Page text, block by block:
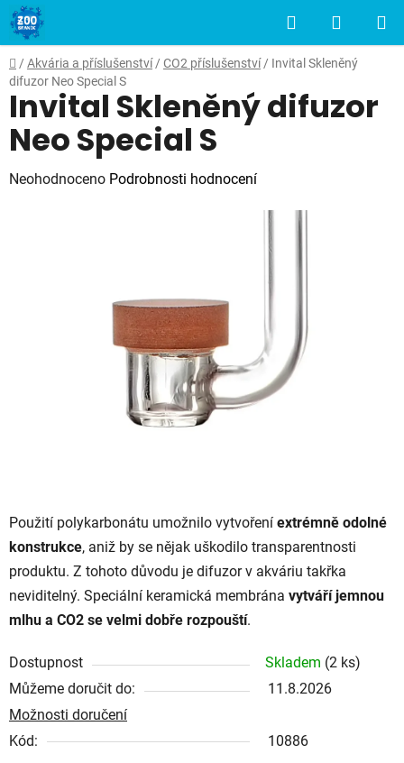
Přejít
na
obsah
Hledat
KOŠÍK
Domů
/ Akvária a příslušenství / CO2 příslušenství / Invital Skleněný
difuzor Neo Special S
Použití polykarbonátu umožnilo vytvoření extrémně odolné
konstrukce, aniž by se nějak uškodilo transparentnosti
produktu. Z tohoto důvodu je difuzor v akváriu takřka
neviditelný. Speciální keramická membrána vytváří jemnou
mlhu a CO2 se velmi dobře rozpouští.
Dostupnost Skladem (2 ks)
Můžeme doručit do:
11.8.2026
Možnosti doručení
Kód:
10886
Invital Skleněný difuzor
Neo Special S
Průměrné
Neohodnoceno Podrobnosti hodnocení